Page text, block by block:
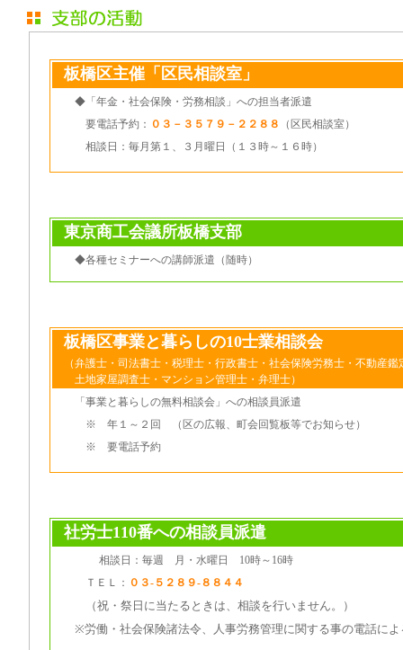
板橋区主催「区民相談室」
◆「年金・社会保険・労務相談」への担当者派遣
要電話予約： ０３－３５７９－２２８８
（区民相談室）
相談日：毎月第１、３月曜日（１３時～１６時）
東京商工会議所板橋支部
◆各種セミナーへの講師派遣（随時）
板橋区事業と暮らしの10士業相談会
（弁護士・司法書士・税理士・行政書士・社会保険労務士・不動産鑑
土地家屋調査士・マンション管理士・弁理士）
「事業と暮らしの無料相談会」への相談員派遣
※ 年１～２回 （区の広報、町会回覧板等でお知らせ）
※ 要電話予約
社労士110番への相談員派遣
相談日：毎週 月・水曜日 10時～16時
ＴＥＬ： ０３-５２８９-８８４４
（祝・祭日に当たるときは、相談を行いません。）
※労働・社会保険諸法令、人事労務管理に関する事の電話に